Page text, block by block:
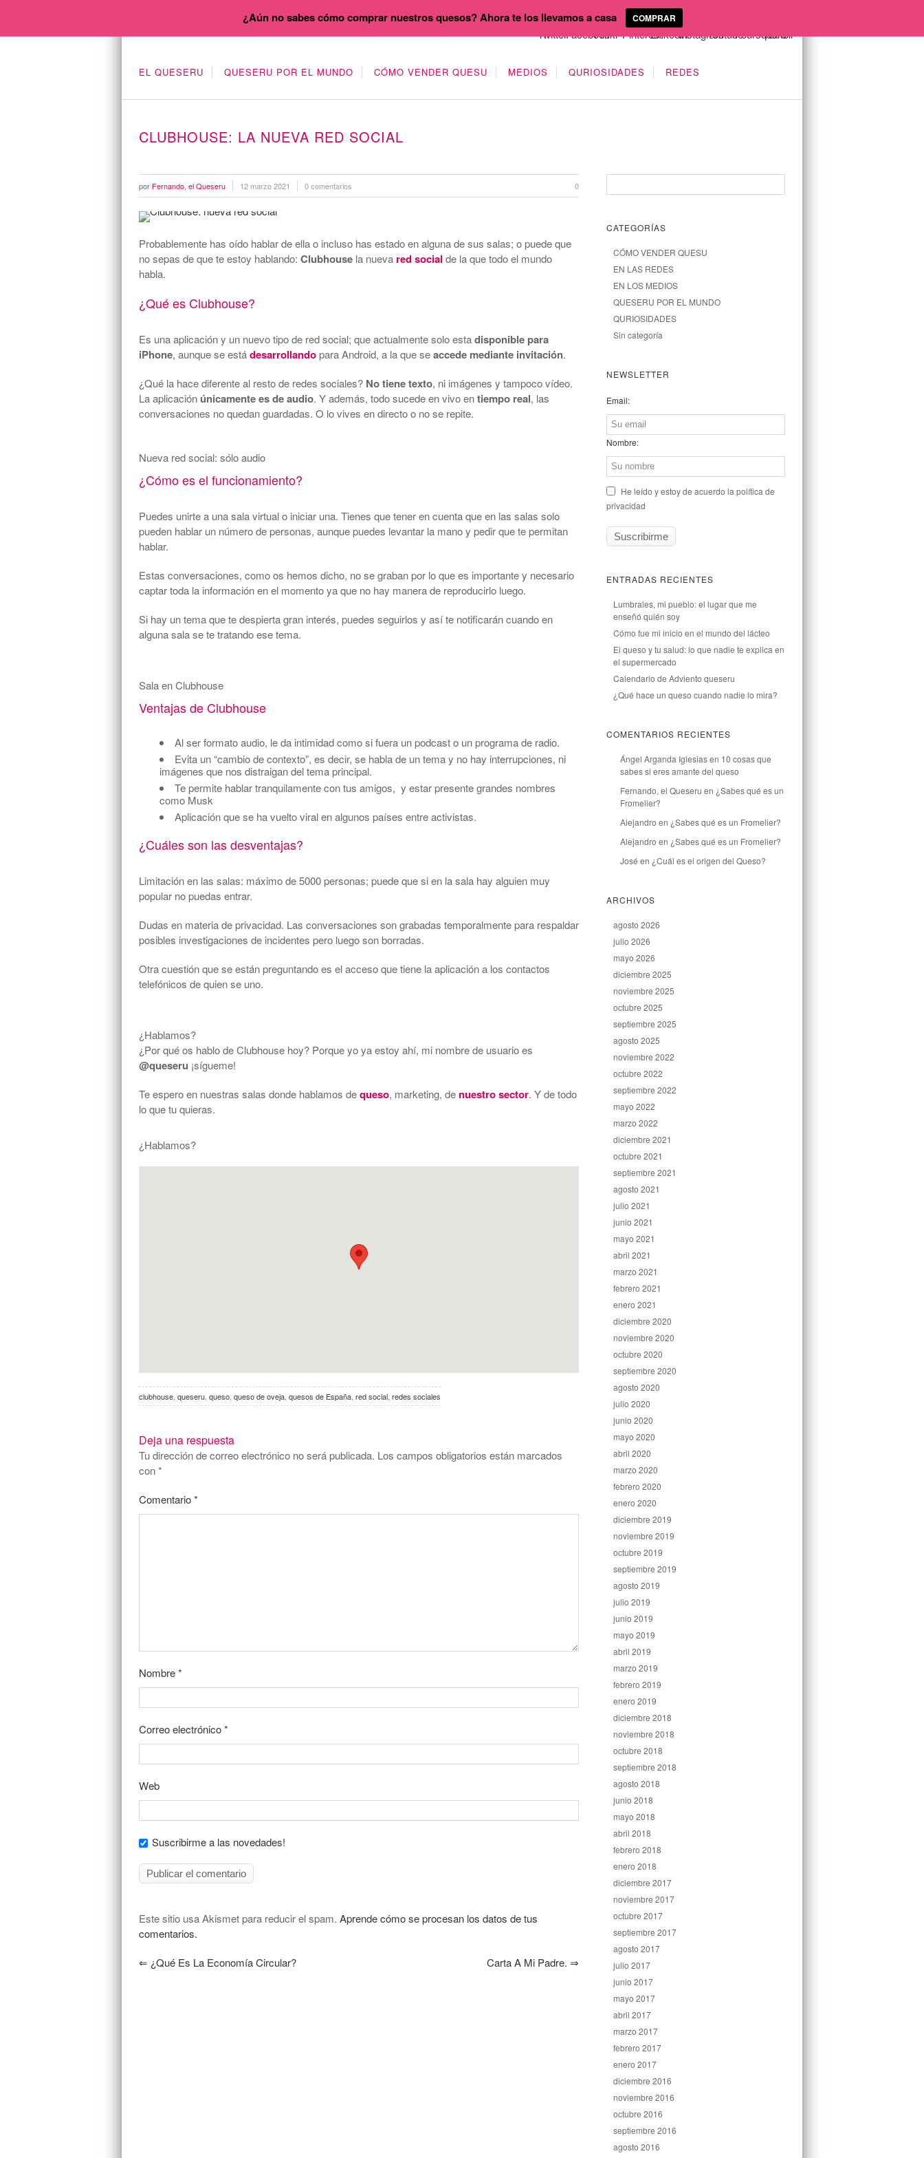
EL QUESERU QUESERU POR EL MUNDO CÓMO VENDER QUESU MEDIOS QURIOSIDADES REDES
CLUBHOUSE: LA NUEVA RED SOCIAL
por Fernando, el Queseru 12 marzo 2021 0 comentarios 0
Probablemente has oído hablar de ella o incluso has estado en alguna de sus salas; o puede que
no sepas de que te estoy hablando: Clubhouse la nueva red social de la que todo el mundo
habla.
¿Qué es Clubhouse?
Es una aplicación y un nuevo tipo de red social; que actualmente solo estadisponible para
iPhone, aunque se estádesarrollandopara Android, a la que seaccede mediante invitación.
¿Qué la hace diferente al resto de redes sociales? No tiene texto, ni imágenes y tampoco vídeo.
La aplicación únicamente es de audio. Y además, todo sucede en vivo entiempo real, las
conversaciones no quedan guardadas. O lo vives en directo o no se repite.
Nueva red social: sólo audio
¿Cómo es el funcionamiento?
Puedes unirte a una sala virtual o iniciar una. Tienes que tener en cuenta que en las salas solo
pueden hablar un número de personas, aunque puedes levantar la mano y pedir que te permitan
hablar.
Estas conversaciones, como os hemos dicho, no se graban por lo que es importante y necesario
captar toda la información en el momento ya que no hay manera de reproducirlo luego.
Si hay un tema que te despierta gran interés, puedes seguirlos y así te notificarán cuando en
alguna sala se te tratando ese tema.
Sala en Clubhouse
Ventajas de Clubhouse
Al ser formato audio, le da intimidad como si fuera un podcast o un programa de radio.
Evita un “cambio de contexto”, es decir, se habla de un tema y no hay interrupciones, ni
imágenes que nos distraigan del tema principal.
Te permite hablar tranquilamente con tus amigos, y estar presente grandes nombres
como Musk
Aplicación que se ha vuelto viral en algunos países entre activistas.
¿Cuáles son las desventajas?
Limitación en las salas: máximo de 5000 personas; puede que si en la sala hay alguien muy
popular no puedas entrar.
Dudas en materia de privacidad. Las conversaciones son grabadas temporalmente para respaldar
posibles investigaciones de incidentes pero luego son borradas.
Otra cuestión que se están preguntando es el acceso que tiene la aplicación a los contactos
telefónicos de quien se uno.
¿Hablamos?
¿Por qué os hablo de Clubhouse hoy? Porque yo ya estoy ahí, mi nombre de usuario es
@queseru ¡sígueme!
Te espero en nuestras salas donde hablamos dequeso, marketing, de nuestro sector. Y de todo
lo que tu quieras.
¿Hablamos?
clubhouse queseru queso queso de oveja quesos de España red social redes sociales
Deja una respuesta
Tu dirección de correo electrónico no será publicada. Los campos obligatorios están marcados
con*
Comentario*
Nombre*
Correo electrónico*
Web
Suscribirme a las novedades!
Este sitio usa Akismet para reducir el spam. Aprende cómo se procesan los datos de tus
comentarios.
⇐ ¿Qué Es La Economía Circular? Carta A Mi Padre. ⇒
CATEGORÍAS
CÓMO VENDER QUESU
EN LAS REDES
EN LOS MEDIOS
QUESERU POR EL MUNDO
QURIOSIDADES
Sin categoría
NEWSLETTER
Email:
Nombre:
He leído y estoy de acuerdo la política de
privacidad
ENTRADAS RECIENTES
Lumbrales, mi pueblo: el lugar que me
enseñó quién soy
Cómo fue mi inicio en el mundo del lácteo
El queso y tu salud: lo que nadie te explica en
el supermercado
Calendario de Adviento queseru
¿Qué hace un queso cuando nadie lo mira?
COMENTARIOS RECIENTES
Ángel Arganda Iglesiasen 10 cosas que
sabes si eres amante del queso
Fernando, el Queseru en ¿Sabes qué es un
Fromelier?
Alejandro en ¿Sabes qué es un Fromelier?
Alejandro en ¿Sabes qué es un Fromelier?
José en ¿Cuál es el origen del Queso?
ARCHIVOS
agosto 2026
julio 2026
mayo 2026
diciembre 2025
noviembre 2025
octubre 2025
septiembre 2025
agosto 2025
noviembre 2022
octubre 2022
septiembre 2022
mayo 2022
marzo 2022
diciembre 2021
octubre 2021
septiembre 2021
agosto 2021
julio 2021
junio 2021
mayo 2021
abril 2021
marzo 2021
febrero 2021
enero 2021
diciembre 2020
noviembre 2020
octubre 2020
septiembre 2020
agosto 2020
julio 2020
junio 2020
mayo 2020
abril 2020
marzo 2020
febrero 2020
enero 2020
diciembre 2019
noviembre 2019
octubre 2019
septiembre 2019
agosto 2019
julio 2019
junio 2019
mayo 2019
abril 2019
marzo 2019
febrero 2019
enero 2019
diciembre 2018
noviembre 2018
octubre 2018
septiembre 2018
agosto 2018
junio 2018
mayo 2018
abril 2018
febrero 2018
enero 2018
diciembre 2017
noviembre 2017
octubre 2017
septiembre 2017
agosto 2017
julio 2017
junio 2017
mayo 2017
abril 2017
marzo 2017
febrero 2017
enero 2017
diciembre 2016
noviembre 2016
octubre 2016
septiembre 2016
agosto 2016
¿Aún no sabes cómo comprar nuestros quesos? Ahora te los llevamos a casa COMPRAR